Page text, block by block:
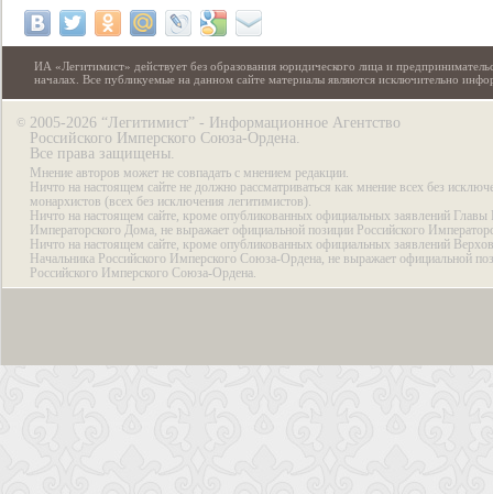
ИА «Легитимист» действует без образования юридического лица и
началах. Все публикуемые на данном сайте материалы являются исключительно
© 2005-2026 “Легитимист” - Информационное Агентство
Российского Имперского Союза-Ордена.
Все права защищены.
Мнение авторов может не совпадать с мнением редакции.
Ничто на настоящем сайте не должно рассматриваться как мнение всех без
монархистов (всех без исключения легитимистов).
Ничто на настоящем сайте, кроме опубликованных официальных заявлений Главы
Императорского Дома, не выражает официальной позиции Российского
Ничто на настоящем сайте, кроме опубликованных официальных заявлений
Начальника Российского Имперского Союза-Ордена, не выражает официальной
Российского Имперского Союза-Ордена.